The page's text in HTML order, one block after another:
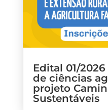
Edital 01/
de ciências
projeto
Sustentáveis